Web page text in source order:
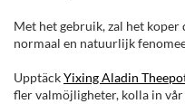
Met het gebruik, zal het
normaal en natuurlijk
UpptäckYixing Aladin
fler valmöjligheter, kolla in vår